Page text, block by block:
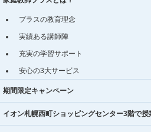
プラスの教育理念
実績ある講師陣
充実の学習サポート
安心の3大サービス
期間限定キャンペーン
イオン札幌西町ショッピングセンター3階で授